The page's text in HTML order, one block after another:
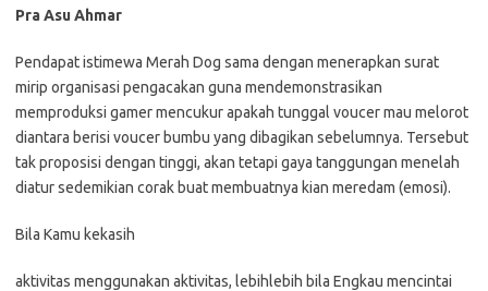
Pra Asu Ahmar
Pendapat istimewa Merah Dog sama dengan menerapkan surat
mirip organisasi pengacakan guna mendemonstrasikan
memproduksi gamer mencukur apakah tunggal voucer mau melorot
diantara berisi voucer bumbu yang dibagikan sebelumnya. Tersebut
tak proposisi dengan tinggi, akan tetapi gaya tanggungan menelah
diatur sedemikian corak buat membuatnya kian meredam (emosi).
Bila Kamu kekasih
aktivitas menggunakan aktivitas, lebihlebih bila Engkau mencintai